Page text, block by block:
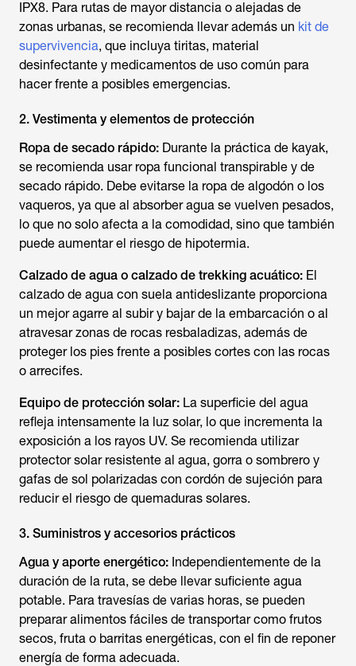
IPX8. Para rutas de mayor distancia o alejadas de
zonas urbanas, se recomienda llevar además un kit de
supervivencia, que incluya tiritas, material
desinfectante y medicamentos de uso común para
hacer frente a posibles emergencias.
2. Vestimenta y elementos de protección
Ropa de secado rápido: Durante la práctica de kayak,
se recomienda usar ropa funcional transpirable y de
secado rápido. Debe evitarse la ropa de algodón o los
vaqueros, ya que al absorber agua se vuelven pesados,
lo que no solo afecta a la comodidad, sino que también
puede aumentar el riesgo de hipotermia.
Calzado de agua o calzado de trekking acuático: El
calzado de agua con suela antideslizante proporciona
un mejor agarre al subir y bajar de la embarcación o al
atravesar zonas de rocas resbaladizas, además de
proteger los pies frente a posibles cortes con las rocas
o arrecifes.
Equipo de protección solar: La superficie del agua
refleja intensamente la luz solar, lo que incrementa la
exposición a los rayos UV. Se recomienda utilizar
protector solar resistente al agua, gorra o sombrero y
gafas de sol polarizadas con cordón de sujeción para
reducir el riesgo de quemaduras solares.
3. Suministros y accesorios prácticos
Agua y aporte energético: Independientemente de la
duración de la ruta, se debe llevar suficiente agua
potable. Para travesías de varias horas, se pueden
preparar alimentos fáciles de transportar como frutos
secos, fruta o barritas energéticas, con el fin de reponer
energía de forma adecuada.